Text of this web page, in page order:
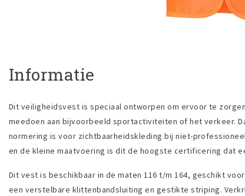
Informatie
Dit veiligheidsvest is speciaal ontworpen om ervoor te
meedoen aan bijvoorbeeld sportactiviteiten of het verkeer.
normering is voor zichtbaarheidskleding bij niet-
en de kleine maatvoering is dit de hoogste certificering dat
Dit vest is beschikbaar in de maten 116 t/m 164, geschikt
een verstelbare klittenbandsluiting en gestikte striping.